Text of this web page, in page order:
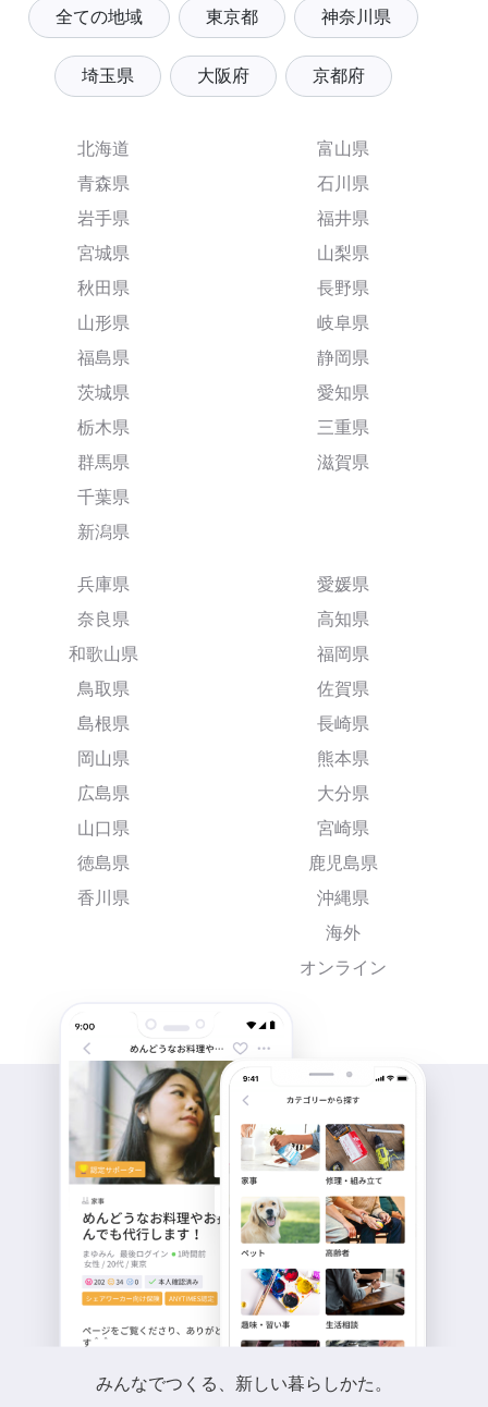
全ての地域 東京都 神奈川県
埼玉県 大阪府 京都府
北海道
青森県
岩手県
宮城県
秋田県
山形県
福島県
茨城県
栃木県
群馬県
千葉県
新潟県
富山県
石川県
福井県
山梨県
長野県
岐阜県
静岡県
愛知県
三重県
滋賀県
兵庫県
奈良県
和歌山県
鳥取県
島根県
岡山県
広島県
山口県
徳島県
香川県
愛媛県
高知県
福岡県
佐賀県
長崎県
熊本県
大分県
宮崎県
鹿児島県
沖縄県
海外
オンライン
みんなでつくる、新しい暮らしかた。